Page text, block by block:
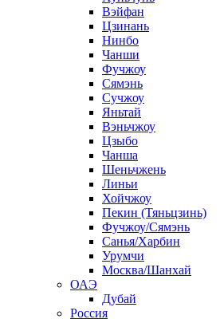
Вэйфан
Цзинань
Нинбо
Чанши
Фучжоу
Сямэнь
Сучжоу
Яньтай
Вэньчжоу
Цзыбо
Чанша
Шеньчжень
Линьи
Хойчжоу
Пекин (Тяньцзинь)
Фучжоу/Сямэнь
Санья/Харбин
Урумчи
Москва/Шанхай
ОАЭ
Дубай
Россия